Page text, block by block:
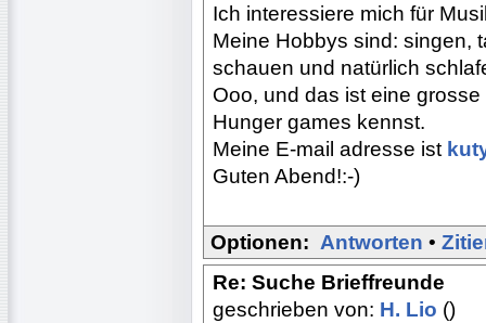
Ich interessiere mich für
Meine Hobbys sind: singen,
schauen und natürlich
Ooo, und das ist eine
Hunger games kennst.
Meine E-mail adresse ist
Guten Abend!:-)
Optionen: Antworten •
Re: Suche Brieffreunde
geschrieben von: H. Lio ()